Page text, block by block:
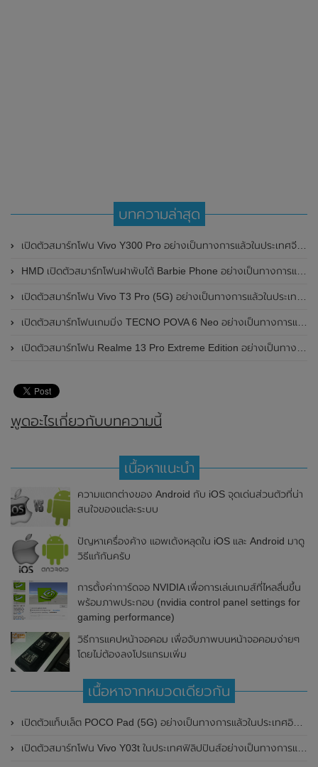
บทความล่าสุด
เปิดตัวสมาร์ทโฟน Vivo Y300 Pro อย่างเป็นทางการแล้วในประเทศจีน มาพร้อมดีไซน์พรีเมี่ยม ทนทาน และแบตเตอรี่สุดอึดขนาดใหญ่ 6,500mAh พร้อมรองรับการชาร์จไว 80W
HMD เปิดตัวสมาร์ทโฟนฝาพับได้ Barbie Phone อย่างเป็นทางการแล้ว มาพร้อมธีมสีชมพูสดใส
เปิดตัวสมาร์ทโฟน Vivo T3 Pro (5G) อย่างเป็นทางการแล้วในประเทศอินเดีย
เปิดตัวสมาร์ทโฟนเกมมิ่ง TECNO POVA 6 Neo อย่างเป็นทางการแล้วในประเทศไทย ในราคา 8,499 บาท
เปิดตัวสมาร์ทโฟน Realme 13 Pro Extreme Edition อย่างเป็นทางการแล้วในประเทศจีน
พูดอะไรเกี่ยวกับบทความนี้
เนื้อหาแนะนำ
ความแตกต่างของ Android กับ iOS จุดเด่นส่วนตัวที่น่า
สนใจของแต่ละระบบ
ปัญหาเครื่องค้าง แอพเด้งหลุดใน iOS และ Android มาดู
วิธีแก้กันครับ
การตั้งค่าการ์ดจอ NVIDIA เพื่อการเล่นเกมส์ที่ไหลลื่นขึ้น
พร้อมภาพประกอบ (nvidia control panel settings for
gaming performance)
วิธีการแคปหน้าจอคอม เพื่อจับภาพบนหน้าจอคอมง่ายๆ
โดยไม่ต้องลงโปรแกรมเพิ่ม
เนื้อหาจากหมวดเดียวกัน
เปิดตัวแท็บเล็ต POCO Pad (5G) อย่างเป็นทางการแล้วในประเทศอินเดีย มาพร้อมชิปเซ็ต Snapdragon 7s Gen 2 ของ Qualcomm และรองรับเครือข่าย 5G
เปิดตัวสมาร์ทโฟน Vivo Y03t ในประเทศฟิลิปปินส์อย่างเป็นทางการแล้ว มาพร้อมชิปเซ็ต Unisoc T612 , กล้องหลัง ความละเอียด 13MP , แบตเตอรี่ 5,000mAh และหน้าจอแสดงผล LCD / 90Hz